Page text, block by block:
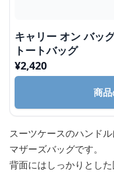
キャリー オン バッ
トートバッグ
¥2,420
商
スーツケースのハンド
マザーズバッグです。
背面にはしっかりとし